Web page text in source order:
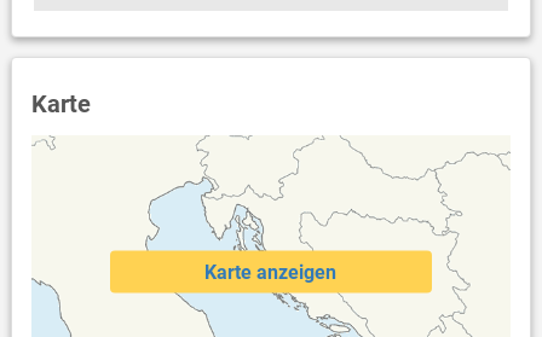
Heizung
Bettwäsche vorhanden
Handtücher vorhanden
Waschmaschine beim Vermieter nach Rücksprache
Karte
Karte anzeigen